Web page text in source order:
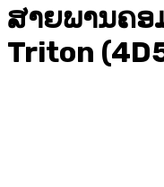
ສາຍພານຄອ
Triton